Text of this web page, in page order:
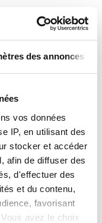
des annonces
vos données
IP, en utilisant des
stocker et accéder
afin de diffuser des
d'effectuer des
et du contenu,
favorisant
avez le choix
Je suis atteinte
et il s'agissait du
d'inquiétude.